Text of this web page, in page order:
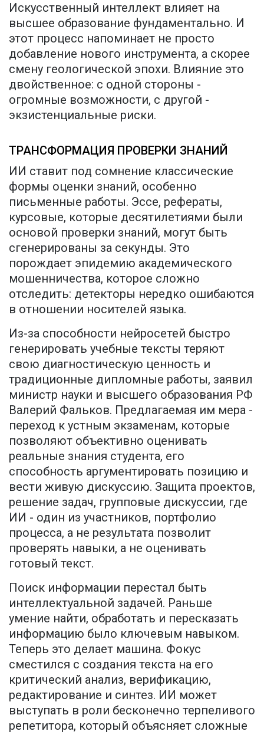
Искусственный интеллект влияет на
высшее образование фундаментально. И
этот процесс напоминает не просто
добавление нового инструмента, а скорее
смену геологической эпохи. Влияние это
двойственное: с одной стороны -
огромные возможности, с другой -
экзистенциальные риски.
ТРАНСФОРМАЦИЯ ПРОВЕРКИ ЗНАНИЙ
ИИ ставит под сомнение классические
формы оценки знаний, особенно
письменные работы. Эссе, рефераты,
курсовые, которые десятилетиями были
основой проверки знаний, могут быть
сгенерированы за секунды. Это
порождает эпидемию академического
мошенничества, которое сложно
отследить: детекторы нередко ошибаются
в отношении носителей языка.
Из-за способности нейросетей быстро
генерировать учебные тексты теряют
свою диагностическую ценность и
традиционные дипломные работы, заявил
министр науки и высшего образования РФ
Валерий Фальков. Предлагаемая им мера -
переход к устным экзаменам, которые
позволяют объективно оценивать
реальные знания студента, его
способность аргументировать позицию и
вести живую дискуссию. Защита проектов,
решение задач, групповые дискуссии, где
ИИ - один из участников, портфолио
процесса, а не результата позволит
проверять навыки, а не оценивать
готовый текст.
Поиск информации перестал быть
интеллектуальной задачей. Раньше
умение найти, обработать и пересказать
информацию было ключевым навыком.
Теперь это делает машина. Фокус
сместился с создания текста на его
критический анализ, верификацию,
редактирование и синтез. ИИ может
выступать в роли бесконечно терпеливого
репетитора, который объясняет сложные